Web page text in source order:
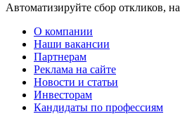
Автоматизируйте сбор откликов,
О компании
Наши вакансии
Партнерам
Реклама на сайте
Новости и статьи
Инвесторам
Кандидаты по профессиям